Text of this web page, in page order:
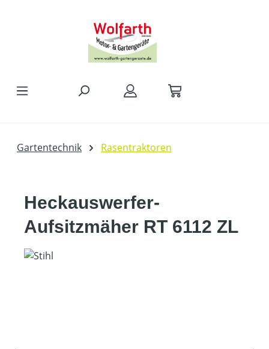
Gartentechnik Rasentraktoren
Heckauswerfer-
Aufsitzmäher RT 6112 ZL